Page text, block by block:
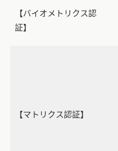
【バイオメトリクス認
証】
【マトリクス認証】